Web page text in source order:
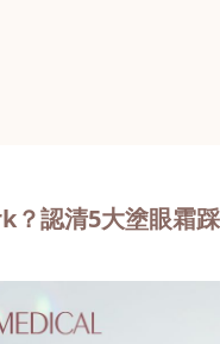
認清5大塗眼霜